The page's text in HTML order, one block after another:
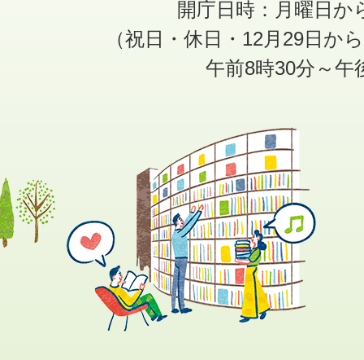
開庁日時：月曜日か
（祝日・休日・12月29日か
午前8時30分～午